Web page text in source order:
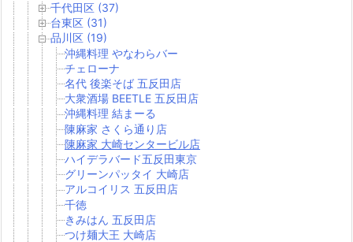
千代田区 (37)
台東区 (31)
品川区 (19)
沖縄料理 やなわらバー
チェローナ
名代 後楽そば 五反田店
大衆酒場 BEETLE 五反田店
沖縄料理 結まーる
陳麻家 さくら通り店
陳麻家 大崎センタービル店
ハイデラバード五反田東京
グリーンパッタイ 大崎店
アルコイリス 五反田店
千徳
きみはん 五反田店
つけ麺大王 大崎店